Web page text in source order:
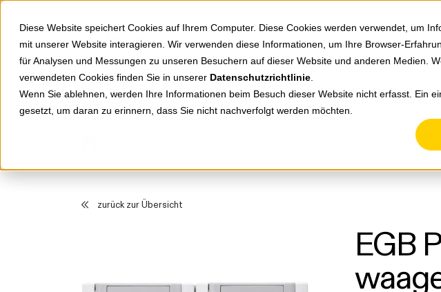
Diese Website speichert Cookies auf Ihrem Computer. Diese Cookies werden verwendet, um
mit unserer Website interagieren. Wir verwenden diese Informationen, um Ihre Browser-
für Analysen und Messungen zu unseren Besuchern auf dieser Website und anderen Medien.
verwendeten Cookies finden Sie in unserer Datenschutzrichtlinie
Wenn Sie ablehnen, werden Ihre Informationen beim Besuch dieser Website nicht erfasst. Ein
gesetzt, um daran zu erinnern, dass Sie nicht nachverfolgt werden möchten.
Springe zu Hauptinhalt
Markenwelten Service & Retouren
zurück zur Übersicht
EGB